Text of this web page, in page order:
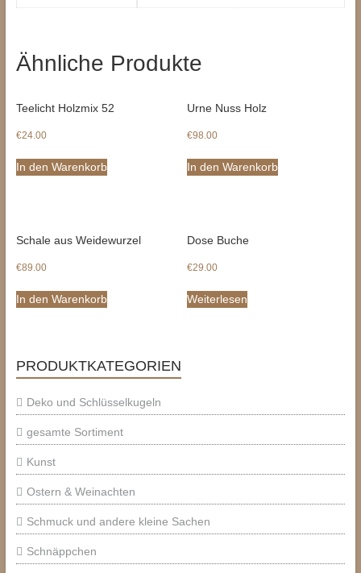
Ähnliche Produkte
Teelicht Holzmix 52
€24.00
In den Warenkorb
Urne Nuss Holz
€98.00
In den Warenkorb
Schale aus Weidewurzel
€89.00
In den Warenkorb
Dose Buche
€29.00
Weiterlesen
PRODUKTKATEGORIEN
Deko und Schlüsselkugeln
gesamte Sortiment
Kunst
Ostern & Weinachten
Schmuck und andere kleine Sachen
Schnäppchen